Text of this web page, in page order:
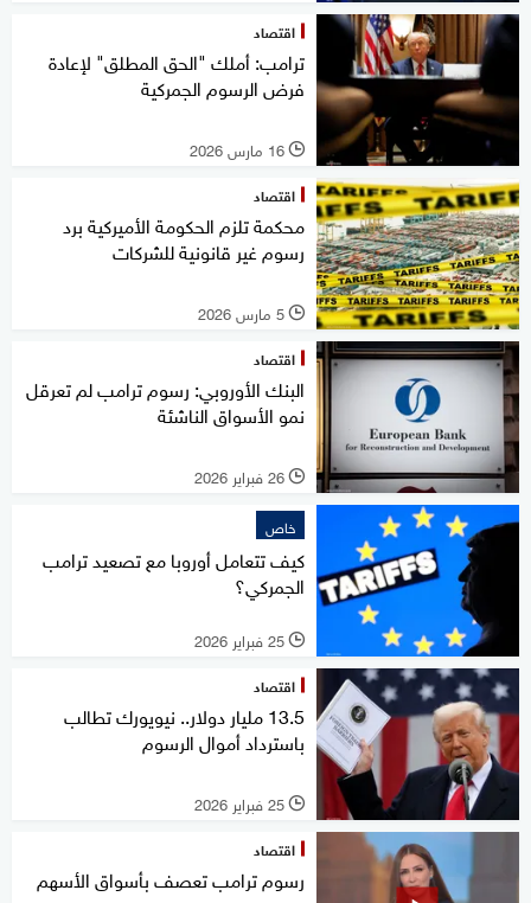
اقتصاد
ترامب: أملك "الحق المطلق" لإعادة
فرض الرسوم الجمركية
l 16 مارس 2026
اقتصاد
محكمة تلزم الحكومة الأميركية برد
رسوم غير قانونية للشركات
l 5 مارس 2026
اقتصاد
البنك الأوروبي: رسوم ترامب لم تعرقل
نمو الأسواق الناشئة
l 26 فبراير 2026
خاص
كيف تتعامل أوروبا مع تصعيد ترامب
الجمركي؟
l 25 فبراير 2026
اقتصاد
13.5 مليار دولار.. نيويورك تطالب
باسترداد أموال الرسوم
l 25 فبراير 2026
اقتصاد
رسوم ترامب تعصف بأسواق الأسهم